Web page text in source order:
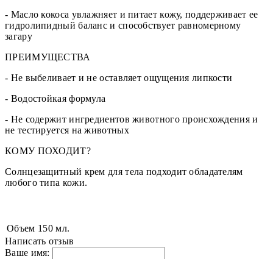
- Масло кокоса увлажняет и питает кожу, поддерживает ее
гидролипидный баланс и способствует равномерному
загару
ПРЕИМУЩЕСТВА
- Не выбеливает и не оставляет ощущения липкости
- Водостойкая формула
- Не содержит ингредиентов животного происхождения и
не тестируется на животных
КОМУ ПОХОДИТ?
Солнцезащитный крем для тела подходит обладателям
любого типа кожи.
Объем 150 мл.
Написать отзыв
Ваше имя: